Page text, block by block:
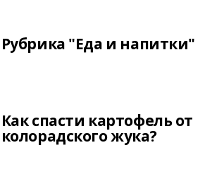
Рубрика "Еда и напитки"
Как спасти картофель от
колорадского жука?